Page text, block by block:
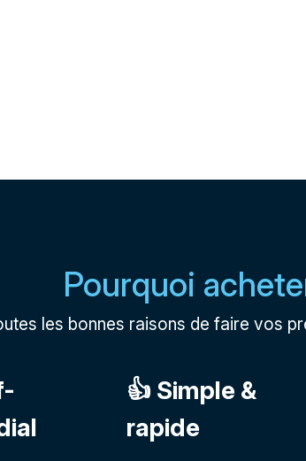
Pourquoi
les bonnes raisons de faire vos
👍 Simple &
rapide